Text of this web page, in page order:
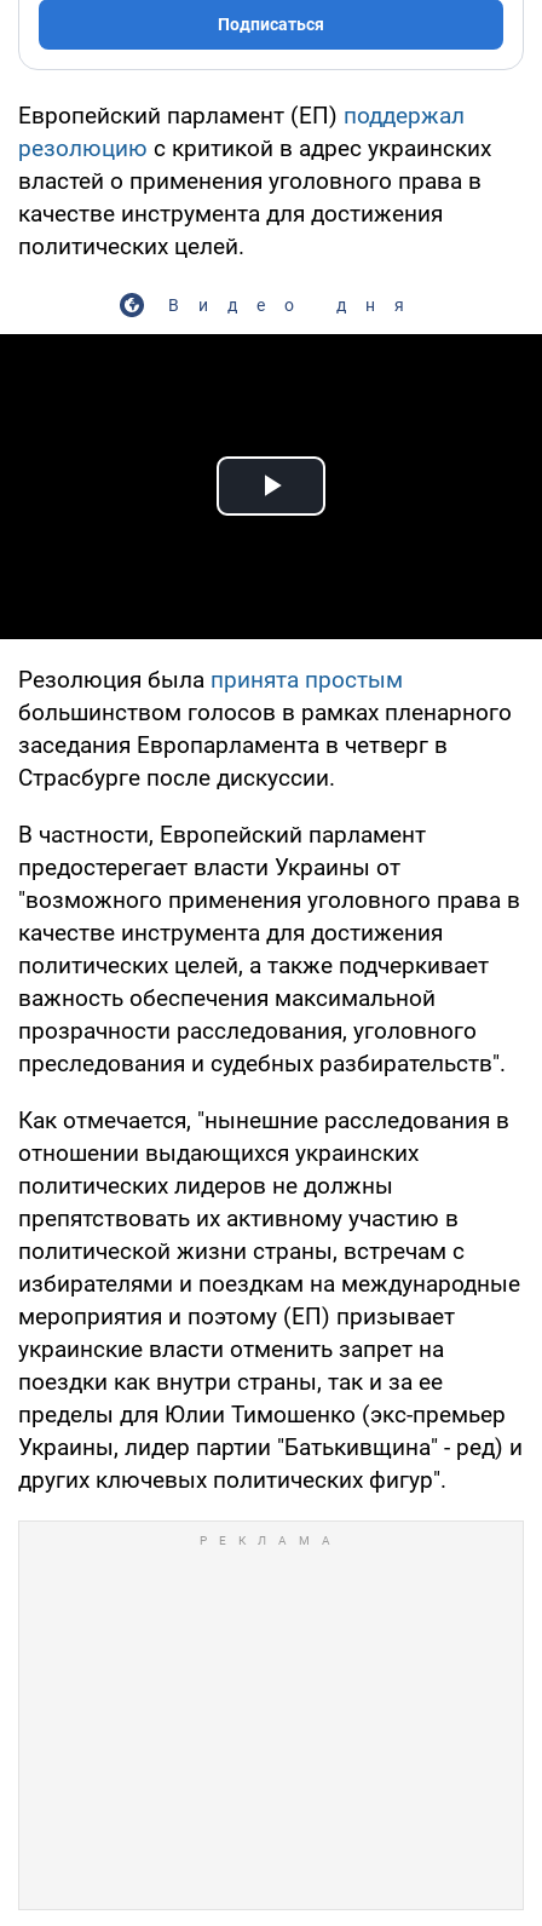
Подписаться
Европейский парламент (ЕП) поддержал
резолюцию с критикой в адрес украинских
властей о применения уголовного права в
качестве инструмента для достижения
политических целей.
Видео дня
Play Video
Резолюция была принята простым
большинством голосов в рамках пленарного
заседания Европарламента в четверг в
Страсбурге после дискуссии.
В частности, Европейский парламент
предостерегает власти Украины от
"возможного применения уголовного права в
качестве инструмента для достижения
политических целей, а также подчеркивает
важность обеспечения максимальной
прозрачности расследования, уголовного
преследования и судебных разбирательств".
Как отмечается, "нынешние расследования в
отношении выдающихся украинских
политических лидеров не должны
препятствовать их активному участию в
политической жизни страны, встречам с
избирателями и поездкам на международные
мероприятия и поэтому (ЕП) призывает
украинские власти отменить запрет на
поездки как внутри страны, так и за ее
пределы для Юлии Тимошенко (экс-премьер
Украины, лидер партии "Батькивщина" - ред) и
других ключевых политических фигур".